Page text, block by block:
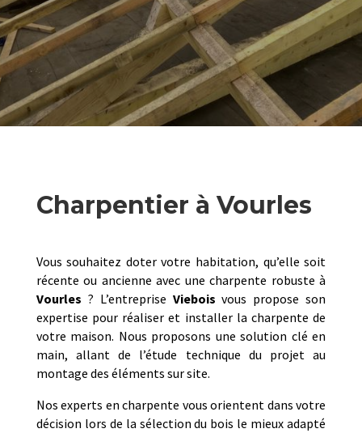
Charpentier à Vourles
Vous souhaitez doter votre habitation, qu’elle soit
récente ou ancienne avec une charpente robuste à
Vourles ? L’entreprise Viebois vous propose son
expertise pour réaliser et installer la charpente de
votre maison. Nous proposons une solution clé en
main, allant de l’étude technique du projet au
montage des éléments sur site.
Nos experts en charpente vous orientent dans votre
décision lors de la sélection du bois le mieux adapté